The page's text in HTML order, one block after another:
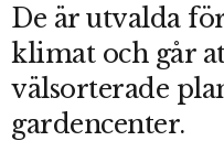
De är utvalda
klimat och går
välsorterade
gardencenter.